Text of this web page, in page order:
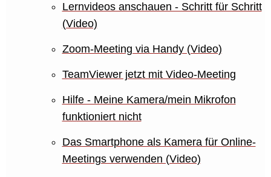
Lernvideos anschauen - Schritt für Schritt
(Video)
Zoom-Meeting via Handy (Video)
TeamViewer jetzt mit Video-Meeting
Hilfe - Meine Kamera/mein Mikrofon
funktioniert nicht
Das Smartphone als Kamera für Online-
Meetings verwenden (Video)